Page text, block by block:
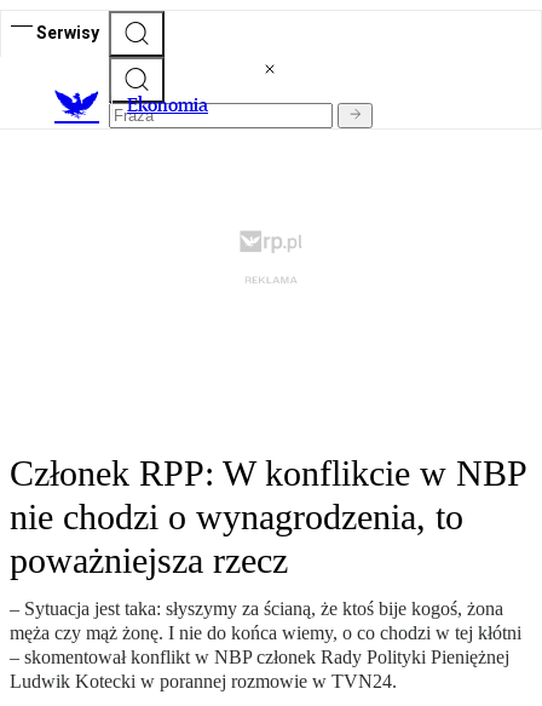
Serwisy
Ekonomia
Członek RPP: W konflikcie w NBP
nie chodzi o wynagrodzenia, to
poważniejsza rzecz
– Sytuacja jest taka: słyszymy za ścianą, że ktoś bije kogoś, żona
męża czy mąż żonę. I nie do końca wiemy, o co chodzi w tej kłótni
– skomentował konflikt w NBP członek Rady Polityki Pieniężnej
Ludwik Kotecki w porannej rozmowie w TVN24.